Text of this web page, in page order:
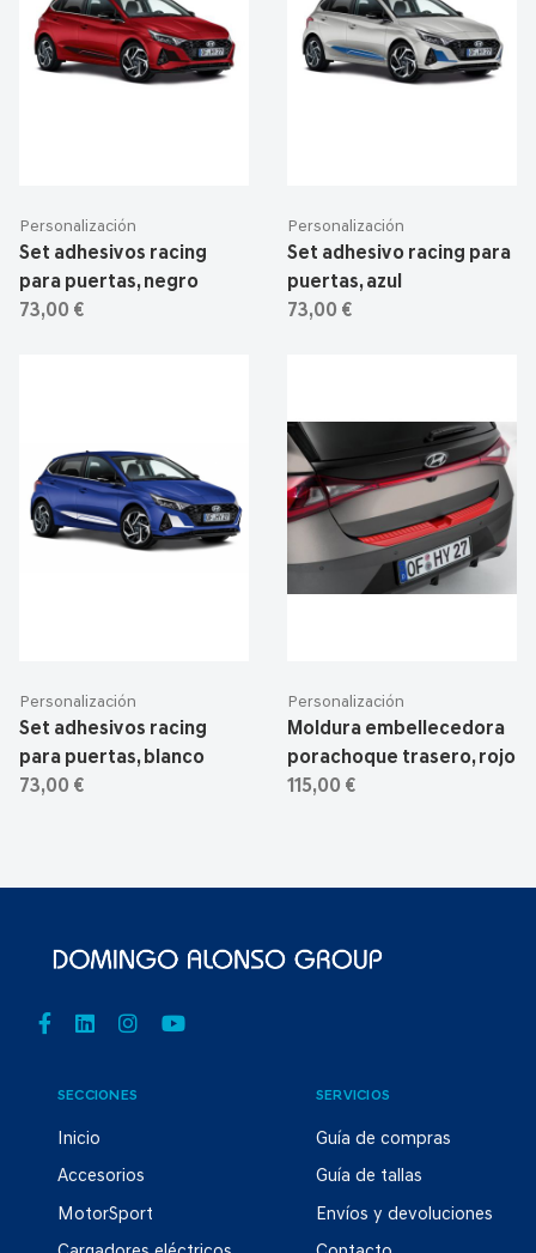
Personalización
Set adhesivos racing
para puertas, negro
73,00 €
Personalización
Set adhesivo racing para
puertas, azul
73,00 €
Personalización
Set adhesivos racing
para puertas, blanco
73,00 €
Personalización
Moldura embellecedora
porachoque trasero, rojo
115,00 €
SECCIONES
Inicio
Accesorios
MotorSport
SERVICIOS
Guía de compras
Guía de tallas
Envíos y devoluciones